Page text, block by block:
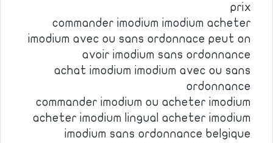
prix
commander imodium imodium acheter
imodium avec ou sans ordonnace peut on
avoir imodium sans ordonnance
achat imodium imodium avec ou sans
ordonnance
commander imodium ou acheter imodium
acheter imodium lingual acheter imodium
imodium sans ordonnance belgique